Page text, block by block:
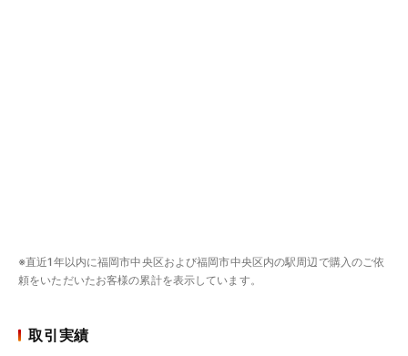
※直近1年以内に福岡市中央区および福岡市中央区内の駅周辺で購入のご依
頼をいただいたお客様の累計を表示しています。
取引実績